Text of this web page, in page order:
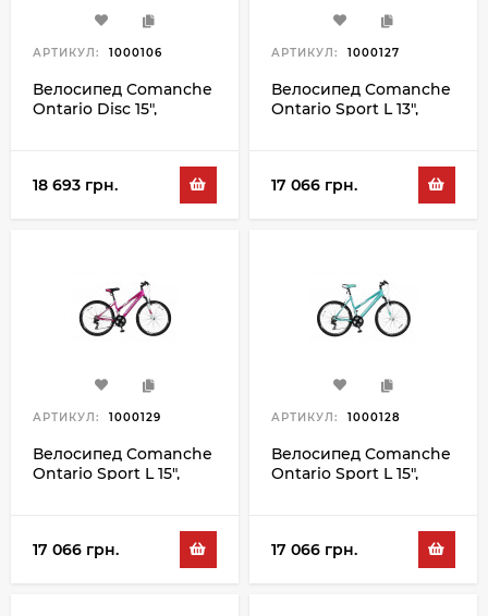
АРТИКУЛ: 1000106
Велосипед Comanche
Ontario Disc 15",
18 693 грн.
АРТИКУЛ: 1000127
Велосипед Comanche
Ontario Sport L 13",
17 066 грн.
АРТИКУЛ: 1000129
Велосипед Comanche
Ontario Sport L 15",
17 066 грн.
АРТИКУЛ: 1000128
Велосипед Comanche
Ontario Sport L 15",
17 066 грн.